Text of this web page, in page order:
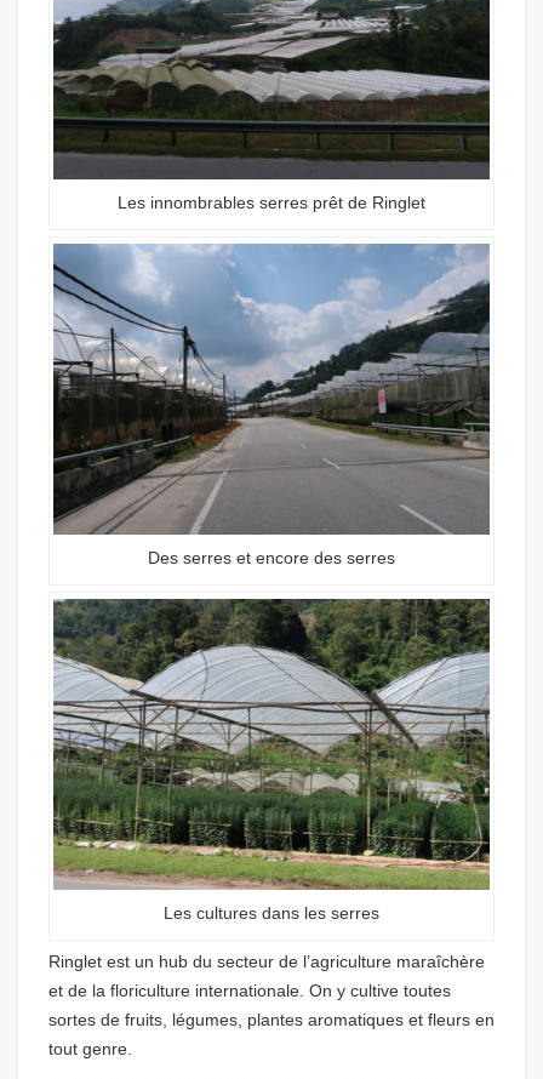
Les innombrables serres prêt de Ringlet
Des serres et encore des serres
Les cultures dans les serres
Ringlet est un hub du secteur de l’agriculture maraîchère
et de la floriculture internationale. On y cultive toutes
sortes de fruits, légumes, plantes aromatiques et fleurs en
tout genre.